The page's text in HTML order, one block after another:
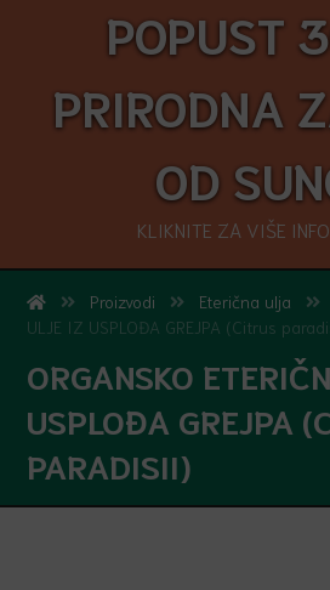
POPUST
PRIRODNA
OD
KLIKNITE ZA VIŠE
Proizvodi Eterična ulja
ULJE IZ USPLOĐA GREJPA (Citrus
ORGANSKO
USPLOĐA GREJPA
PARADISII)